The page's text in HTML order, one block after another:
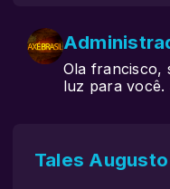
Ola francisco,
luz para você.
Tales